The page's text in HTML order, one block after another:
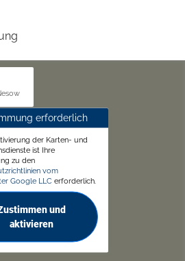
erforderlich
der Karten- und
ist Ihre
zu den
vom
Google LLC erforderlich.
und
aktivieren